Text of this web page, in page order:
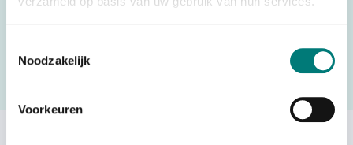
Noodzakelijk
Voorkeuren
Would you like to request a quote for this product? Then fill
as possible.